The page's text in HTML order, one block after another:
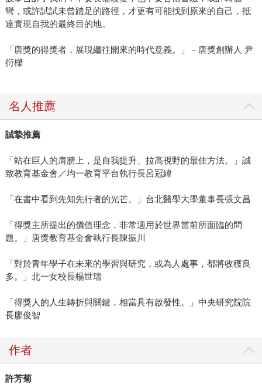
彎，或許試試未曾踏足的路徑，才更有可能找到原來的自己，抵
達實現自我的最終目的地。
「唐獎的得獎者，展現繼往開來的時代意義。」－唐獎創辦人 尹
衍樑
名人推薦
誠摯推薦
「站在巨人的肩膀上，是自我提升、拉高視野的最佳方法。」誠
致教育基金會／均一教育平台執行長呂冠緯
「在書中看到先知先行者的光芒。」台北醫學大學董事長張文昌
「得獎主所提出的價值理念，非常適用於世界當前所面臨的問
題。」唐獎教育基金會執行長陳振川
「對於青年學子在未來的學習與研究，或為人處事，都將收穫良
多。」北一女校長楊世瑞
「得獎人的人生轉折與關鍵，相當具有啟發性。」中央研究院院
長廖俊智
作者
許芳菊